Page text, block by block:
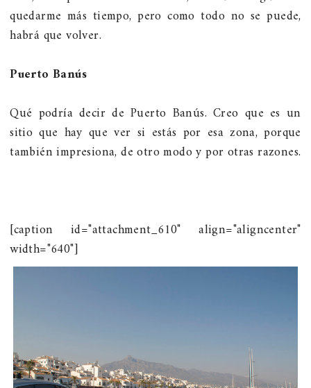
quedarme más tiempo, pero como todo no se puede,
habrá que volver.
Puerto Banús
Qué podría decir de Puerto Banús. Creo que es un
sitio que hay que ver si estás por esa zona, porque
también impresiona, de otro modo y por otras razones.
[caption id="attachment_610" align="aligncenter"
width="640"]